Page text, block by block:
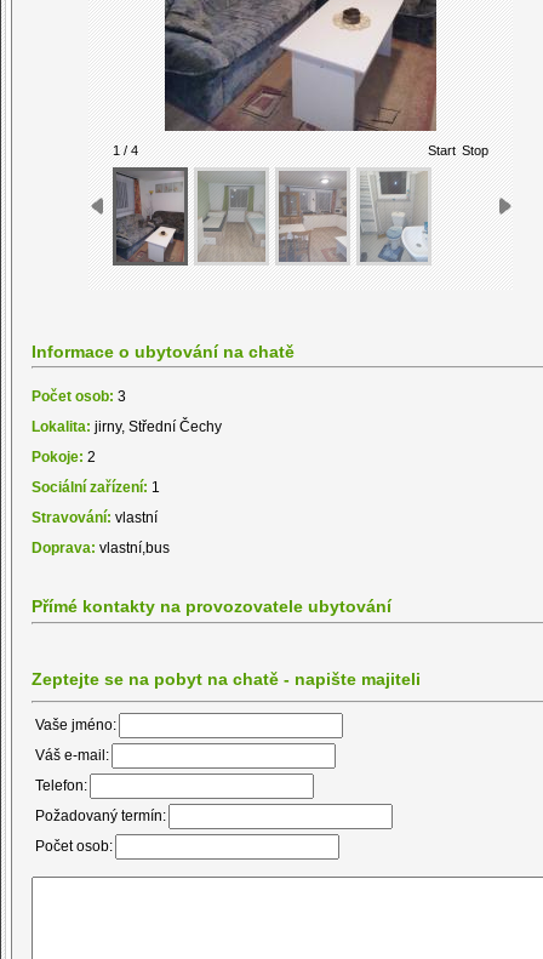
1 / 4 Start Stop
Informace o ubytování na chatě
Počet osob: 3
Lokalita: jirny, Střední Čechy
Pokoje: 2
Sociální zařízení: 1
Stravování: vlastní
Doprava: vlastní,bus
Přímé kontakty na provozovatele ubytování
Zeptejte se na pobyt na chatě - napište majiteli
Vaše jméno:
Váš e-mail:
Telefon:
Požadovaný termín:
Počet osob: